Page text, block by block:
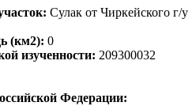
Сулак от Чиркейского г/у
(км2): 0
изученности: 209300032
Федерации: